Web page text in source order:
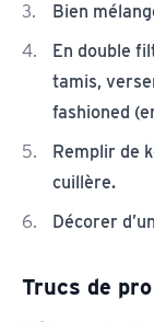
Bien
En double
tamis,
fashioned
Remplir de
cuillère.
Décorer
Trucs de pro